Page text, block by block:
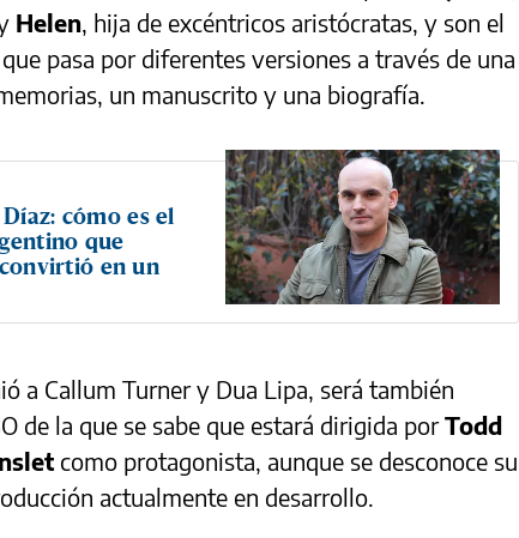
Helen, hija de excéntricos aristócratas, y son el
pasa por diferentes versiones a través de una
un manuscrito y una biografía.
cómo es el
que
en un
a Callum Turner y Dua Lipa, será también
de la que se sabe que estará dirigida porTodd
como protagonista, aunque se desconoce su
actualmente en desarrollo.